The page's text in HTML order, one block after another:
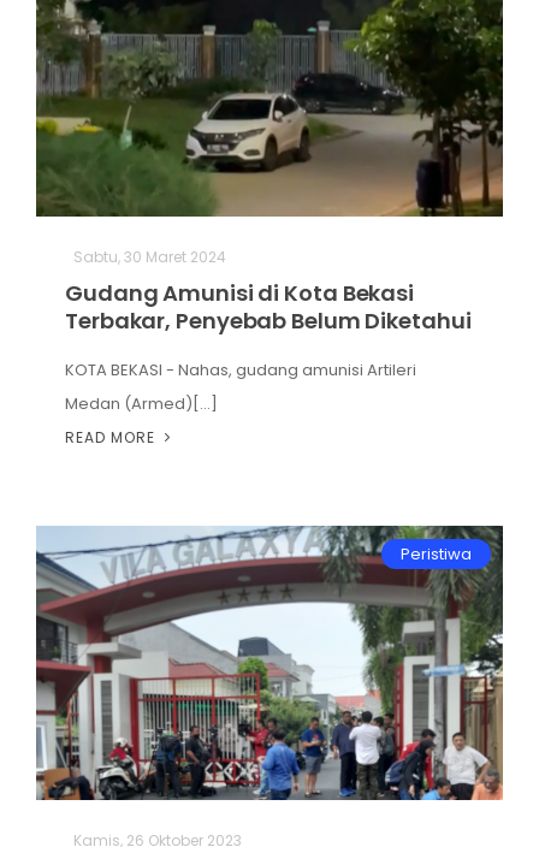
Sabtu, 30 Maret 2024
Gudang Amunisi di Kota Bekasi
Terbakar, Penyebab Belum Diketahui
KOTA BEKASI - Nahas, gudang amunisi Artileri
Medan (Armed)[...]
READ MORE
Peristiwa
Kamis, 26 Oktober 2023